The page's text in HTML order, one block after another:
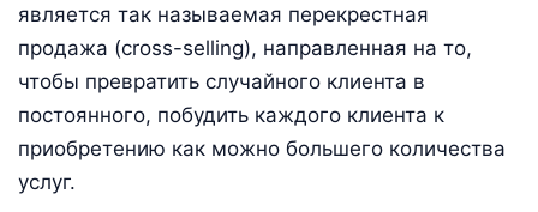
является так называемая перекрестная
продажа (cross-selling), направленная на то,
чтобы превратить случайного клиента в
постоянного, побудить каждого клиента к
приобретению как можно большего количества
услуг.